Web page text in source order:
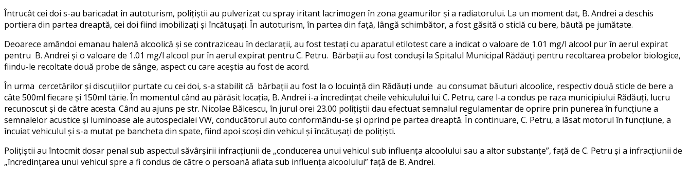
Întrucât cei doi s-au baricadat în autoturism, polițiștii au pulverizat cu spray iritant lacrimogen în zona geamurilor și a radiatorului. La un moment dat, B. Andrei a deschis
portiera din partea dreaptă, cei doi fiind imobilizați și încătușați. În autoturism, în partea din față, lângă schimbător, a fost găsită o sticlă cu bere, băută pe jumătate.
Deoarece amândoi emanau halenă alcoolică și se contraziceau în declarații, au fost testați cu aparatul etilotest care a indicat o valoare de 1.01 mg/l alcool pur în aerul expirat
pentru B. Andrei și o valoare de 1.01 mg/l alcool pur în aerul expirat pentru C. Petru. Bărbații au fost conduși la Spitalul Municipal Rădăuţi pentru recoltarea probelor biologice,
fiindu-le recoltate două probe de sânge, aspect cu care aceștia au fost de acord.
În urma cercetărilor și discuțiilor purtate cu cei doi, s-a stabilit că bărbații au fost la o locuință din Rădăuți unde au consumat băuturi alcoolice, respectiv două sticle de bere a
câte 500ml fiecare și 150ml tărie. În momentul când au părăsit locația, B. Andrei i-a încredințat cheile vehiculului lui C. Petru, care l-a condus pe raza municipiului Rădăuți, lucru
recunoscut și de către acesta. Când au ajuns pe str. Nicolae Bălcescu, în jurul orei 23.00 polițiștii dau efectuat semnalul regulamentar de oprire prin punerea în funcțiune a
semnalelor acustice și luminoase ale autospecialei VW, conducătorul auto conformându-se și oprind pe partea dreaptă. În continuare, C. Petru, a lăsat motorul în funcțiune, a
încuiat vehiculul și s-a mutat pe bancheta din spate, fiind apoi scoși din vehicul și încătușați de polițiști.
Polițiștii au întocmit dosar penal sub aspectul săvârșirii infracțiunii de „conducerea unui vehicul sub influența alcoolului sau a altor substanțe”, față de C. Petru și a infracțiunii de
„încredințarea unui vehicul spre a fi condus de către o persoană aflata sub influența alcoolului” față de B. Andrei.